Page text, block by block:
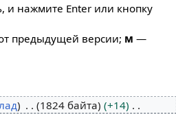
и нажмите Enter или кнопку
предыдущей версии; м —
1824 байта
+14